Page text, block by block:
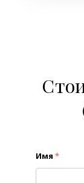
Имя *